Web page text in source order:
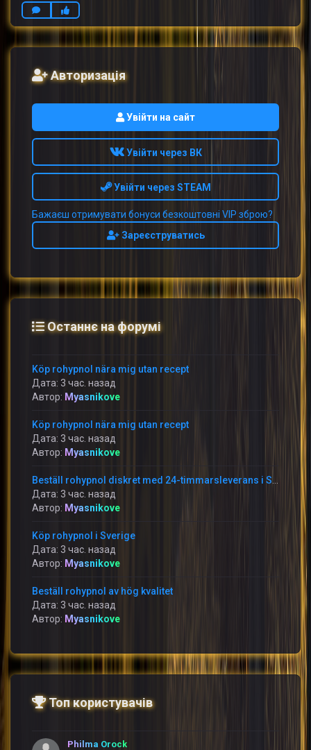
Авторизація
Увійти на сайт
Увійти через ВК
Увійти через STEAM
Бажаєш отримувати бонуси безкоштовні VIP зброю?
Зареєструватись
Останнє на форумі
Köp rohypnol nära mig utan recept
Дата: 3 час. назад
Автор: Myasnikove
Köp rohypnol nära mig utan recept
Дата: 3 час. назад
Автор: Myasnikove
Дата: 3 час. назад
Автор: Myasnikove
Köp rohypnol i Sverige
Дата: 3 час. назад
Автор: Myasnikove
Beställ rohypnol av hög kvalitet
Дата: 3 час. назад
Автор: Myasnikove
Топ користувачів
Philma Orock